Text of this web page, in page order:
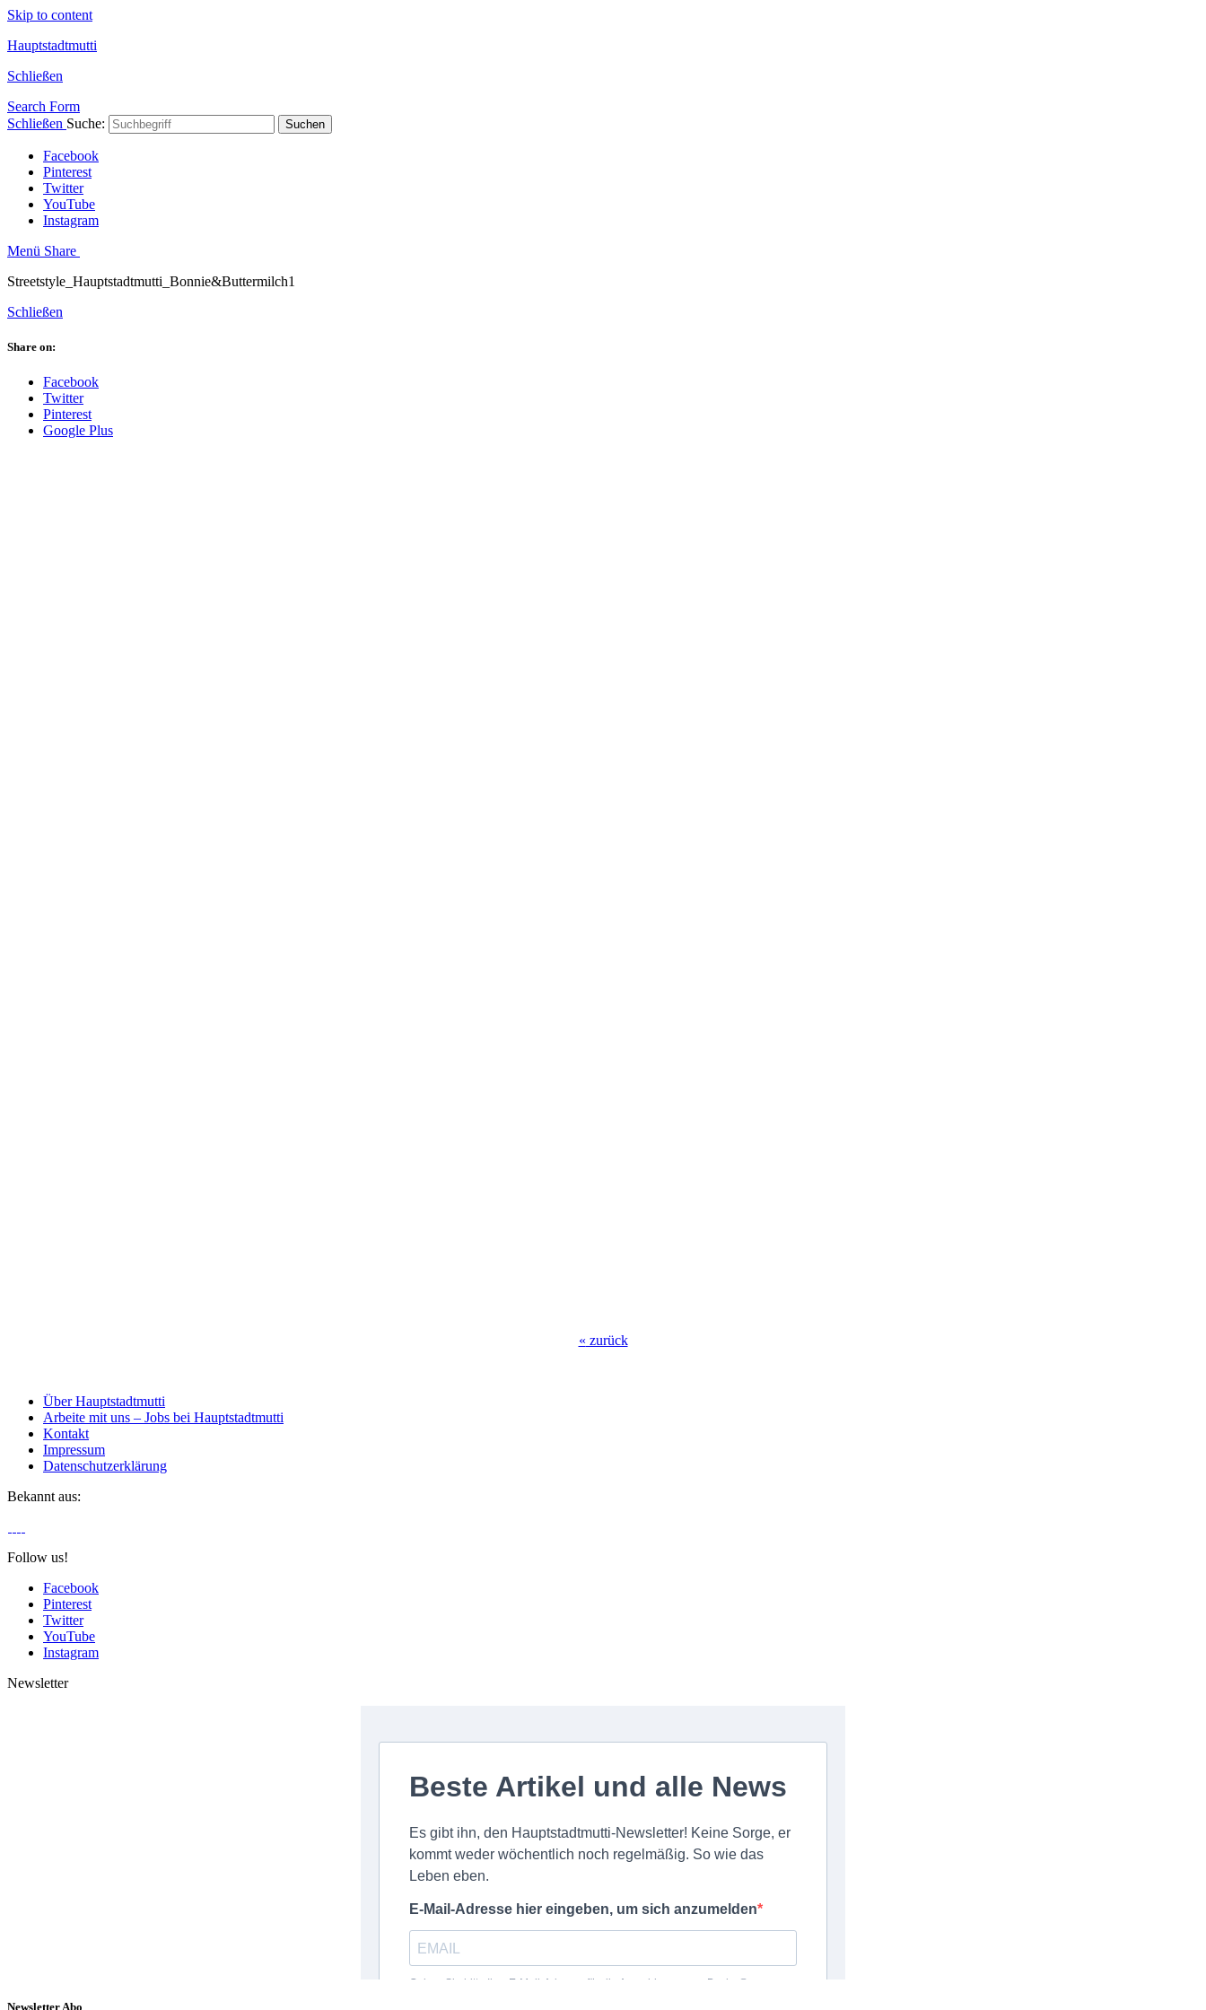
Skip to content
Hauptstadtmutti
Schließen
Search Form
Schließen Suche: Suchen
Facebook
Pinterest
Twitter
YouTube
Instagram
Menü Share
Streetstyle_Hauptstadtmutti_Bonnie&Buttermilch1
Schließen
Share on:
Facebook
Twitter
Pinterest
Google Plus
« zurück
Über Hauptstadtmutti
Arbeite mit uns – Jobs bei Hauptstadtmutti
Kontakt
Impressum
Datenschutzerklärung
Bekannt aus:
Follow us!
Facebook
Pinterest
Twitter
YouTube
Instagram
Newsletter
Newsletter Abo